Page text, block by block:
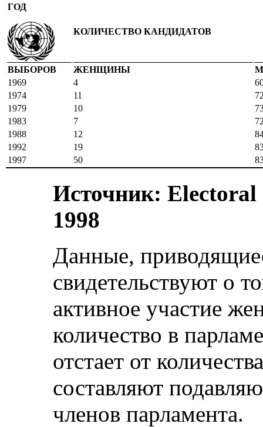
ГОД
КОЛИЧЕСТВО КАНДИДАТОВ
ВЫБОРОВ ЖЕНЩИНЫ
1969
4
1974
11
1979
10
1983
7
1988
12
1992
19
1997
50
Источник:
1998
Данные,
свидетельствуют о
активное участие
количество в
отстает от
составляют
членов парламента.